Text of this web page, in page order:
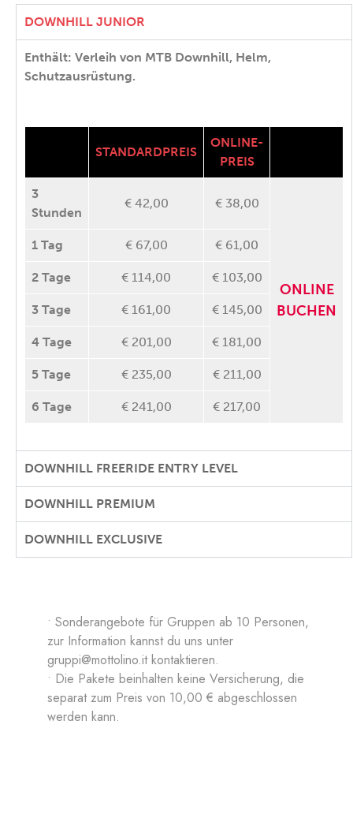
DOWNHILL JUNIOR
Enthält: Verleih von MTB Downhill, Helm,
Schutzausrüstung.
STANDARDPREIS
ONLINE-
PREIS
3
Stunden
€ 42,00 € 38,00
ONLINE
BUCHEN
1 Tag € 67,00 € 61,00
2 Tage € 114,00 € 103,00
3 Tage € 161,00 € 145,00
4 Tage € 201,00 € 181,00
5 Tage € 235,00 € 211,00
6 Tage € 241,00 € 217,00
DOWNHILL FREERIDE ENTRY LEVEL
DOWNHILL PREMIUM
DOWNHILL EXCLUSIVE
• Sonderangebote für Gruppen ab 10 Personen,
zur Information kannst du uns unter
gruppi@mottolino.itkontaktieren.
• Die Pakete beinhalten keine Versicherung, die
separat zum Preis von 10,00 € abgeschlossen
werden kann.